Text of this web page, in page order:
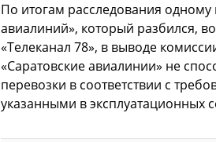
По итогам расследования одному
авиалиний», который разбился,
«Телеканал 78», в выводе
«Саратовские авиалинии» не
перевозки в соответствии с
указанными в эксплуатационных